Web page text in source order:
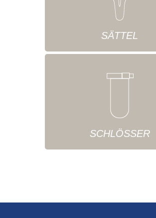
SÄTTEL
SCHLÖSSER